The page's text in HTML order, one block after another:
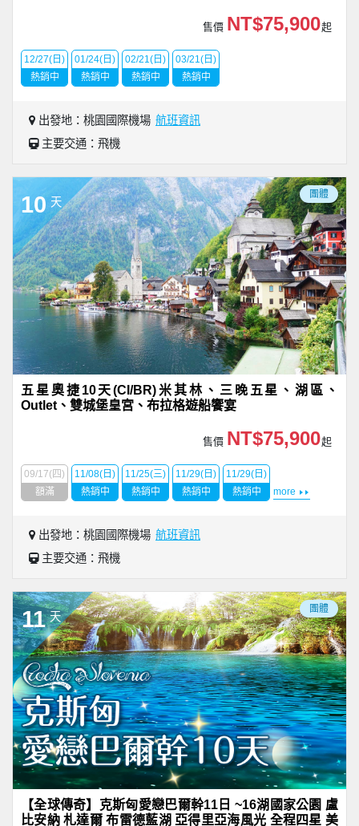
售價 NT$75,900起
12/27(日)
熱銷中
01/24(日)
熱銷中
02/21(日)
熱銷中
03/21(日)
熱銷中
出發地：桃園國際機場 航班資訊
主要交通：飛機
10 天
團體
五星奧捷10天(CI/BR)米其林、三晚五星、湖區、
Outlet、雙城堡皇宮、布拉格遊船饗宴
售價 NT$75,900起
09/17(四)
額滿
11/08(日)
熱銷中
11/25(三)
熱銷中
11/29(日)
熱銷中
11/29(日)
熱銷中
more
出發地：桃園國際機場 航班資訊
主要交通：飛機
11 天
團體
【全球傳奇】克斯匈愛戀巴爾幹11日 ~16湖國家公園 盧
比安納 札達爾 布雷德藍湖 亞得里亞海風光 全程四星 美